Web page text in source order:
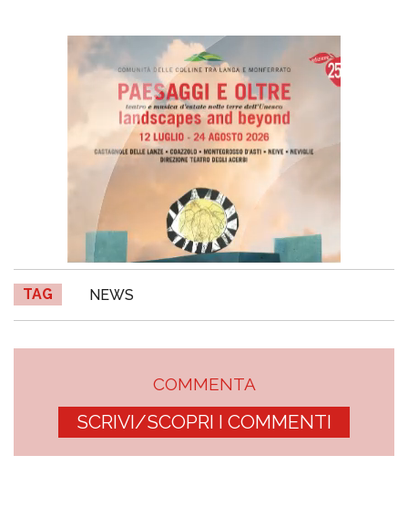
TAG NEWS
COMMENTA
SCRIVI/SCOPRI I COMMENTI